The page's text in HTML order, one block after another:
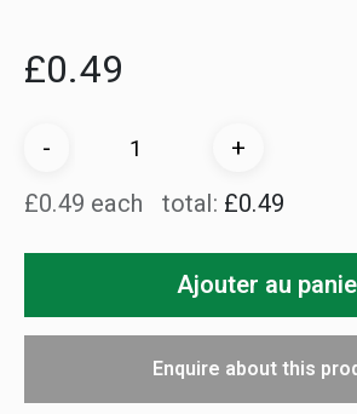
£0.49
-
serrage
des
(Alarmes
+
£0.49 each
total: £0.49
Ajouter au
Enquire about this